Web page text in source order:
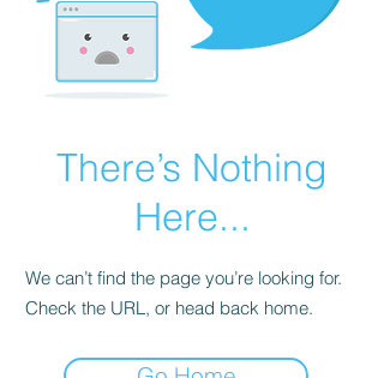
There’s Nothing
Here...
We can’t find the page you’re looking for.
Check the URL, or head back home.